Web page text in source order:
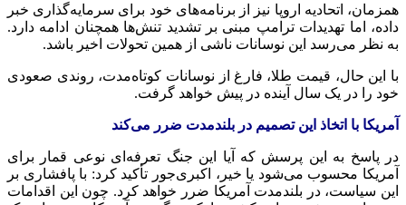
همزمان، اتحادیه اروپا نیز از برنامه‌های خود برای سرمایه‌گذاری خبر
داده، اما تهدیدات ترامپ مبنی بر تشدید تنش‌ها همچنان ادامه دارد.
به نظر می‌رسد این نوسانات ناشی از همین تحولات اخیر باشد.
با این حال، قیمت طلا، فارغ از نوسانات کوتاه‌مدت، روندی صعودی
خود را در یک سال آینده در پیش خواهد گرفت.
آمریکا با اتخاذ این تصمیم در بلندمدت ضرر می‌کند
در پاسخ به این پرسش که آیا این جنگ تعرفه‌ای نوعی قمار برای
آمریکا محسوب می‌شود یا خیر، اکبری‌جور تأکید کرد: با پافشاری بر
این سیاست، در بلندمدت آمریکا ضرر خواهد کرد. چون این اقدامات